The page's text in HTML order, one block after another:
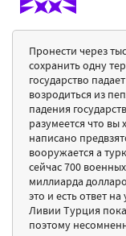
Пронести через
сохранить одну
государство
возродиться из
падения
разумеется что вы
написано
вооружается а
сейчас 700
миллиарда
это и есть ответ
Ливии Турция
поэтому